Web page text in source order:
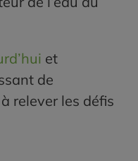
et
de
relever les défis